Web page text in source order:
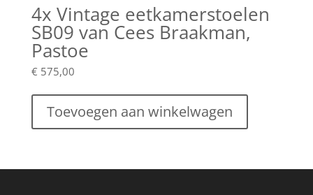
4x Vintage eetkamerstoelen
SB09 van Cees Braakman,
Pastoe
€ 575,00
Toevoegen aan winkelwagen